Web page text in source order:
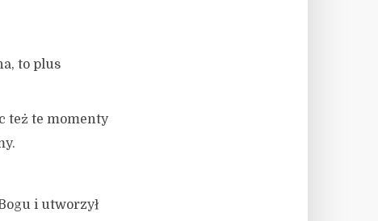
to plus
też te momenty
i utworzył